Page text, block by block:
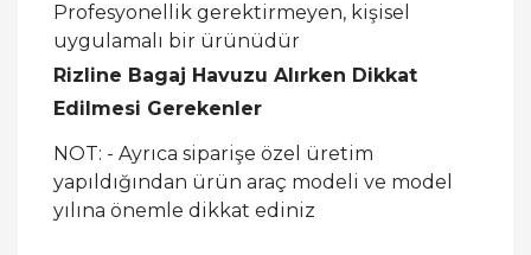
Profesyonellik gerektirmeyen, kişisel
uygulamalı bir ürünüdür
Rizline Bagaj Havuzu Alırken Dikkat
Edilmesi Gerekenler
NOT: - Ayrıca siparişe özel üretim
yapıldığından ürün araç modeli ve model
yılına önemle dikkat ediniz